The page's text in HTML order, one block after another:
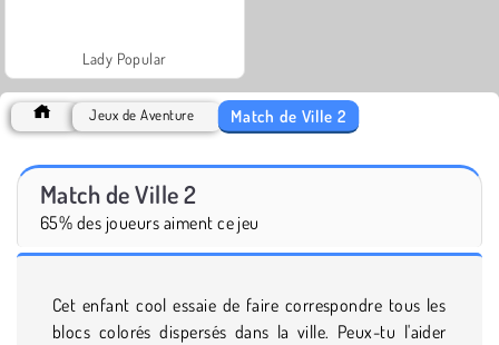
Lady Popular
Jeux de Aventure Match de Ville 2
Match de Ville 2
65% des joueurs aiment ce jeu
Cet enfant cool essaie de faire correspondre tous les
blocs colorés dispersés dans la ville. Peux-tu l'aider